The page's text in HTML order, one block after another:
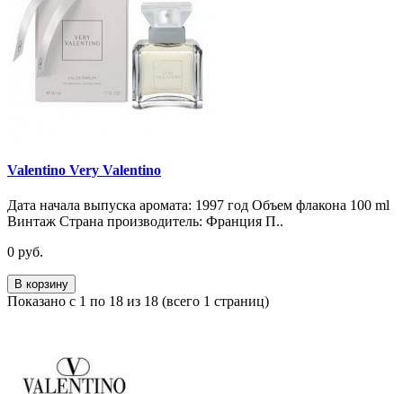
Valentino Very Valentino
Дата начала выпуска аромата: 1997 год Объем флакона 100 ml
Винтаж Страна производитель: Франция П..
0 руб.
В корзину
Показано с 1 по 18 из 18 (всего 1 страниц)